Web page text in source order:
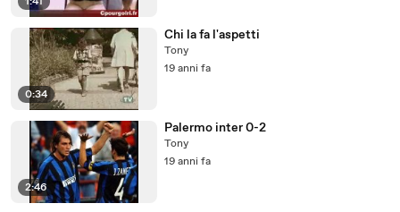
0:34
Chi la fa l'aspetti
Tony
19 anni fa
2:46
Palermo inter 0-2
Tony
19 anni fa